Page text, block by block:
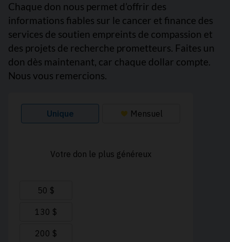
Chaque don nous permet d’offrir des
informations fiables sur le cancer et finance des
services de soutien empreints de compassion et
des projets de recherche prometteurs. Faites un
don dès maintenant, car chaque dollar compte.
Nous vous remercions.